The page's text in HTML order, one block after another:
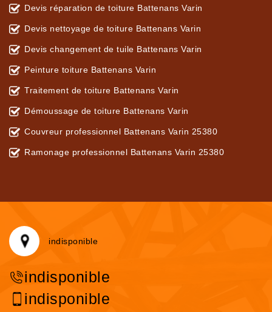
Devis réparation de toiture Battenans Varin
Devis nettoyage de toiture Battenans Varin
Devis changement de tuile Battenans Varin
Peinture toiture Battenans Varin
Traitement de toiture Battenans Varin
Démoussage de toiture Battenans Varin
Couvreur professionnel Battenans Varin 25380
Ramonage professionnel Battenans Varin 25380
indisponible
indisponible
indisponible